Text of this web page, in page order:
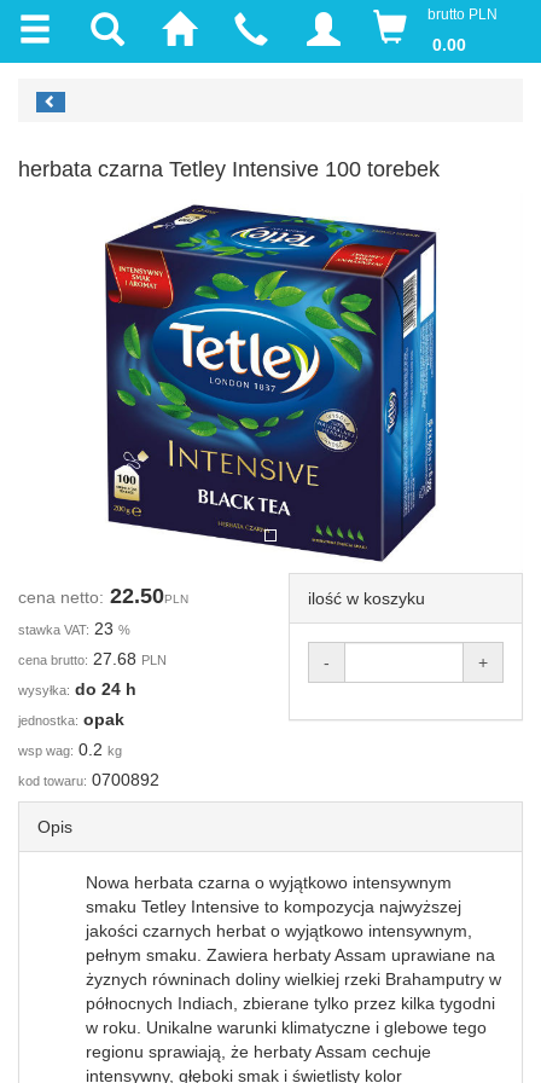
brutto PLN
0.00
herbata czarna Tetley Intensive 100 torebek
cena netto: 22.50PLN
stawka VAT: 23 %
cena brutto: 27.68 PLN
wysyłka: do 24 h
jednostka: opak
wsp wag: 0.2 kg
kod towaru: 0700892
ilość w koszyku
- +
Opis
Nowa herbata czarna o wyjątkowo intensywnym
smaku Tetley Intensive to kompozycja najwyższej
jakości czarnych herbat o wyjątkowo intensywnym,
pełnym smaku. Zawiera herbaty Assam uprawiane na
żyznych równinach doliny wielkiej rzeki Brahamputry w
północnych Indiach, zbierane tylko przez kilka tygodni
w roku. Unikalne warunki klimatyczne i glebowe tego
regionu sprawiają, że herbaty Assam cechuje
intensywny, głęboki smak i świetlisty kolor